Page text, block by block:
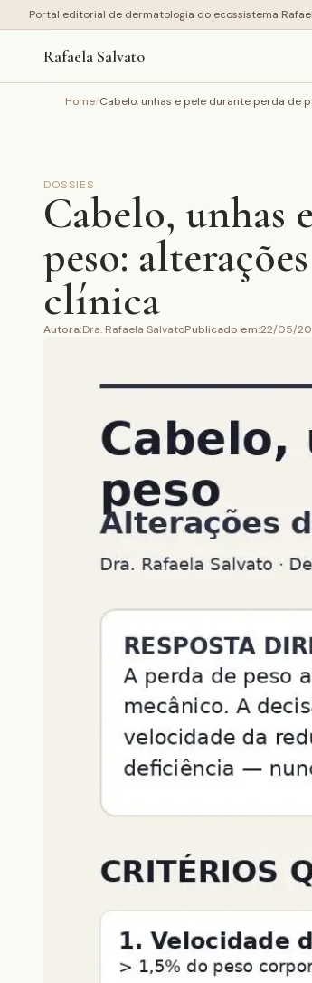
Portal editorial de dermatologia do ecossistema
Rafaela Salvato
Home/Cabelo, unhas e pele durante perda de
DOSSIES
Cabelo, unhas
peso:
clínica
Autora:Dra. Rafaela SalvatoPublicado em:22/05/